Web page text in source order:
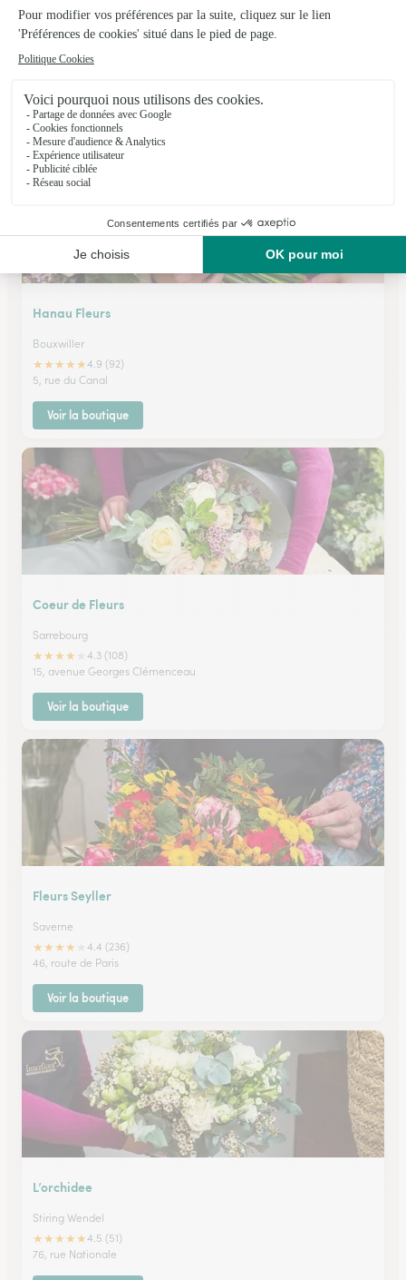
Fleurs Ernst
Hattmatt
Voir la boutique
Hanau Fleurs
Bouxwiller
★★★★★4.9 (92)
5, rue du Canal
Voir la boutique
Coeur de Fleurs
Sarrebourg
★★★★
4.3 (108)
15, avenue Georges Clémenceau
Voir la boutique
Fleurs Seyller
Saverne
★★★★
4.4 (236)
46, route de Paris
Voir la boutique
L’orchidee
Stiring Wendel
★★★★★4.5 (51)
76, rue Nationale